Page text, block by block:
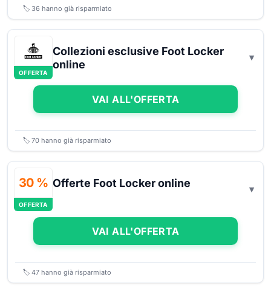
🏷️ 36 hanno già risparmiato
OFFERTA
Collezioni esclusive Foot Locker
online
VAI ALL'OFFERTA
🏷️ 70 hanno già risparmiato
30 %
OFFERTA
Offerte Foot Locker online
VAI ALL'OFFERTA
🏷️ 47 hanno già risparmiato